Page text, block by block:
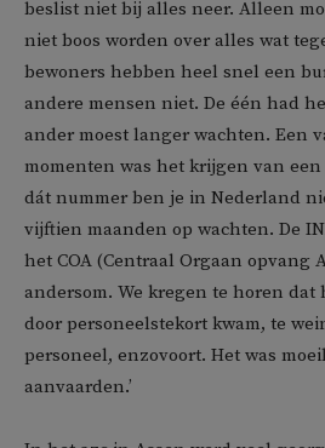
beslist niet bij alles neer. Alleen
niet boos worden over alles wat
bewoners hebben heel snel een
andere mensen niet. De één had
ander moest langer wachten. Een
momenten was het krijgen van
dát nummer ben je in Nederland
vijftien maanden op wachten. De
het COA (Centraal Orgaan opvang
andersom. We kregen te horen dat
door personeelstekort kwam, te
personeel, enzovoort. Het was
aanvaarden.’